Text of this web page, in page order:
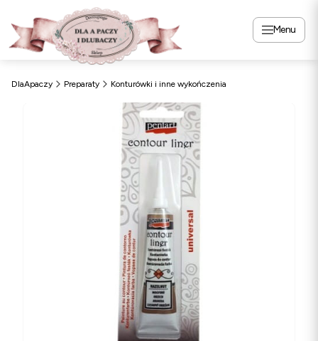
Menu
DlaApaczy Preparaty Konturówki i inne wykończenia